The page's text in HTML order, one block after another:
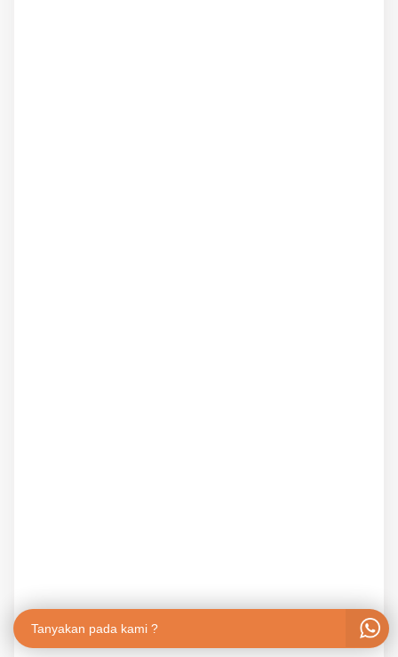
Tanyakan pada kami ?